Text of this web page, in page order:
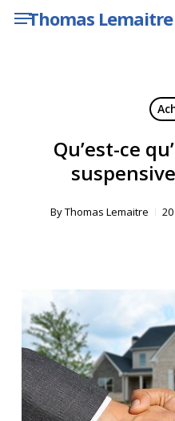
Skip Thomas
Menu
Qu’est-ce
ByThomas Lemaitre